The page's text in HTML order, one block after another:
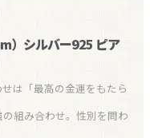
選ぶ
で選ぶ
ストーン一覧
）シルバー925 ピア
は「最高の金運をもたら
組み合わせ。性別を問わ